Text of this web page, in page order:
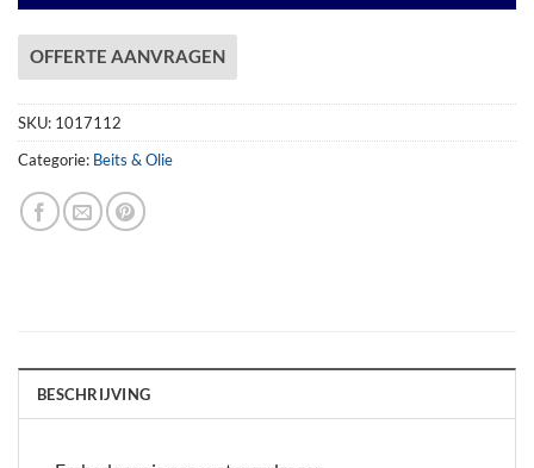
OFFERTE AANVRAGEN
SKU: 1017112
Categorie: Beits & Olie
BESCHRIJVING